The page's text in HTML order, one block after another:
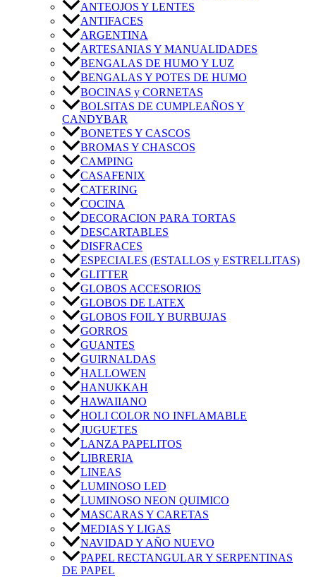
ANTEOJOS Y LENTES
ANTIFACES
ARGENTINA
ARTESANIAS Y MANUALIDADES
BENGALAS DE HUMO Y LUZ
BENGALAS Y POTES DE HUMO
BOCINAS y CORNETAS
BOLSITAS DE CUMPLEAÑOS Y
CANDYBAR
BONETES Y CASCOS
BROMAS Y CHASCOS
CAMPING
CASAFENIX
CATERING
COCINA
DECORACION PARA TORTAS
DESCARTABLES
DISFRACES
ESPECIALES (ESTALLOS y ESTRELLITAS)
GLITTER
GLOBOS ACCESORIOS
GLOBOS DE LATEX
GLOBOS FOIL Y BURBUJAS
GORROS
GUANTES
GUIRNALDAS
HALLOWEN
HANUKKAH
HAWAIIANO
HOLI COLOR NO INFLAMABLE
JUGUETES
LANZA PAPELITOS
LIBRERIA
LINEAS
LUMINOSO LED
LUMINOSO NEON QUIMICO
MASCARAS Y CARETAS
MEDIAS Y LIGAS
NAVIDAD Y AÑO NUEVO
PAPEL RECTANGULAR Y SERPENTINAS
DE PAPEL